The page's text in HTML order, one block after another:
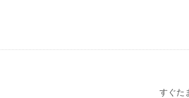
すぐた